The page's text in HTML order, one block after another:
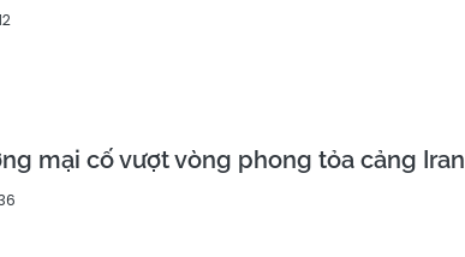
mại cố vượt vòng phong tỏa cảng Iran